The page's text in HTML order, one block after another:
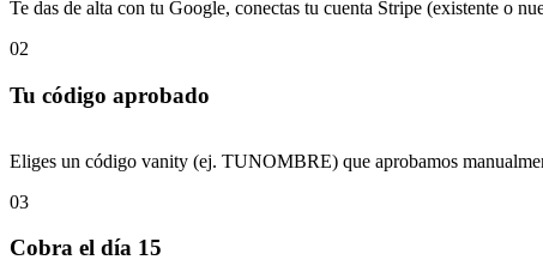
Te das de alta con tu Google, conectas tu cuenta Stripe (existente o
02
Tu código aprobado
Eliges un código vanity (ej. TUNOMBRE) que aprobamos
03
Cobra el día 15